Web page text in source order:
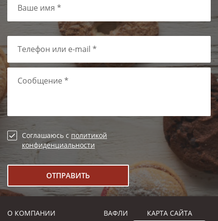
Ваше имя *
Телефон или e-mail *
Сообщение *
Соглашаюсь с политикой
конфиденциальности
О КОМПАНИИ
ВАФЛИ
КАРТА САЙТА